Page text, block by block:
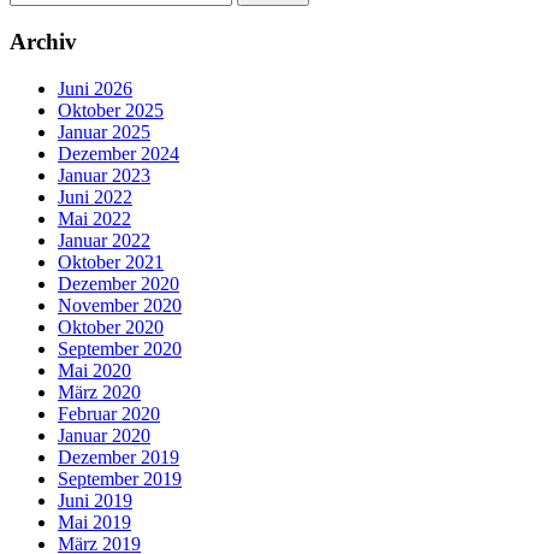
nach:
Archiv
Juni 2026
Oktober 2025
Januar 2025
Dezember 2024
Januar 2023
Juni 2022
Mai 2022
Januar 2022
Oktober 2021
Dezember 2020
November 2020
Oktober 2020
September 2020
Mai 2020
März 2020
Februar 2020
Januar 2020
Dezember 2019
September 2019
Juni 2019
Mai 2019
März 2019